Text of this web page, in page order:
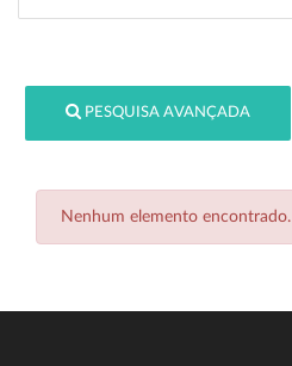
PESQUISA AVANÇADA
Nenhum elemento encontrado.